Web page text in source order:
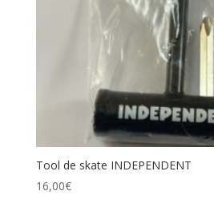
Tool de skate INDEPENDENT
16,00€